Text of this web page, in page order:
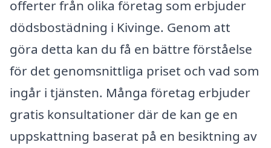
offerter från olika företag som erbjuder
dödsbostädning i Kivinge. Genom att
göra detta kan du få en bättre förståelse
för det genomsnittliga priset och vad som
ingår i tjänsten. Många företag erbjuder
gratis konsultationer där de kan ge en
uppskattning baserat på en besiktning av